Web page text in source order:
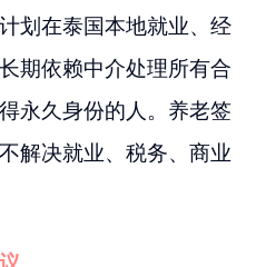
划在泰国本地就业、经
期依赖中介处理所有合
永久身份的人。养老签
解决就业、税务、商业